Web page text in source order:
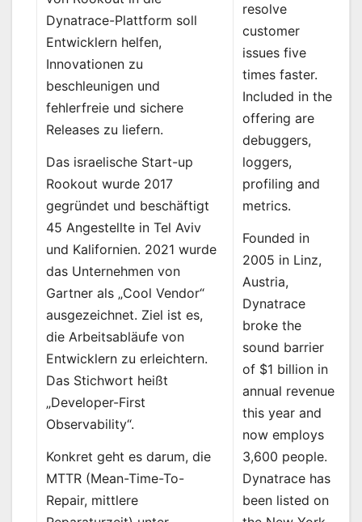
Dynatrace-Plattform soll
Entwicklern helfen,
Innovationen zu
beschleunigen und
fehlerfreie und sichere
Releases zu liefern.
Das israelische Start-up
Rookout wurde 2017
gegründet und beschäftigt
45 Angestellte in Tel Aviv
und Kalifornien. 2021 wurde
das Unternehmen von
Gartner als „Cool Vendor“
ausgezeichnet. Ziel ist es,
die Arbeitsabläufe von
Entwicklern zu erleichtern.
Das Stichwort heißt
„Developer-First
Observability“.
Konkret geht es darum, die
MTTR (Mean-Time-To-
Repair, mittlere
resolve
customer
issues five
times faster.
Included in the
offering are
debuggers,
loggers,
profiling and
metrics.
Founded in
2005 in Linz,
Austria,
Dynatrace
broke the
sound barrier
of $1 billion in
annual revenue
this year and
now employs
3,600 people.
Dynatrace has
been listed on